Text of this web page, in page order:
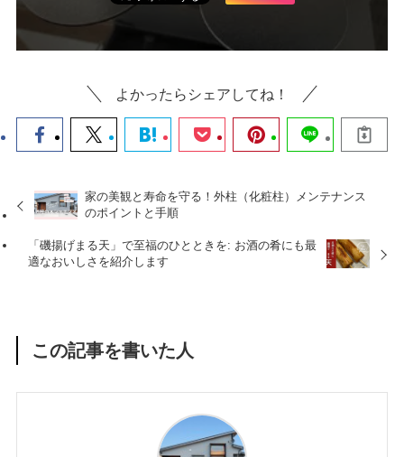
よかったらシェアしてね！
家の美観と寿命を守る！外柱（化粧柱）メンテナンス
のポイントと手順
「磯揚げまる天」で至福のひとときを: お酒の肴にも最
適なおいしさを紹介します
この記事を書いた人